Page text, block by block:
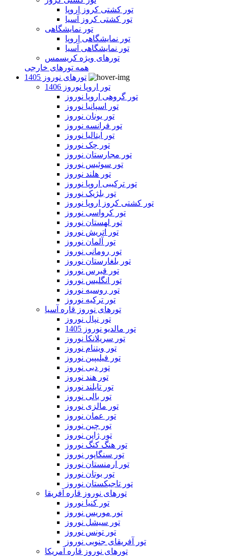
تور کشتی کروز اروپا
تور کشتی کروز آسیا
تور نمایشگاهی
تور نمایشگاهی اروپا
تور نمایشگاهی آسیا
تورهای ویژه کریسمس
همه تورهای خارجی
تورهای نوروز 1405
تور اروپا نوروز 1406
تور گروهی اروپا نوروز
تور اسپانیا نوروز
تور یونان نوروز
تور فرانسه نوروز
تور ایتالیا نوروز
تور چک نوروز
تور مجارستان نوروز
تور سوئیس نوروز
تور هلند نوروز
تور ترکیبی اروپا نوروز
تور بلژیک نوروز
تور کشتی کروز اروپا نوروز
تور کرواسی نوروز
تور لهستان نوروز
تور اتریش نوروز
تور آلمان نوروز
تور رومانی نوروز
تور بلغارستان نوروز
تور قبرس نوروز
تور انگلیس نوروز
تور روسیه نوروز
تور ترکیه نوروز
تورهای نوروز قاره آسیا
تور نپال نوروز
تور مالدیو نوروز 1405
تور سریلانکا نوروز
تور ویتنام نوروز
تور فیلیپین نوروز
تور دبی نوروز
تور هند نوروز
تور تایلند نوروز
تور بالی نوروز
تور مالزی نوروز
تور عمان نوروز
تور چین نوروز
تور ژاپن نوروز
تور هنگ کنگ نوروز
تور سنگاپور نوروز
تور ارمنستان نوروز
تور بوتان نوروز
تور تاجیکستان نوروز
تورهای نوروز قاره آفریقا
تور کنیا نوروز
تور موریس نوروز
تور سیشل نوروز
تور تونس نوروز
تور آفریقای جنوبی نوروز
تورهای نوروز قاره آمریکا